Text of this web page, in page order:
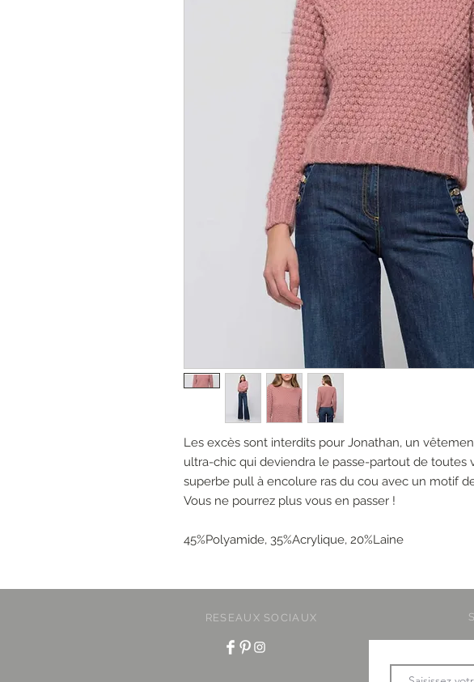
Les excès sont interdits pour Jonathan, un
ultra-chic qui deviendra le passe-partout de toutes
superbe pull à encolure ras du cou avec un motif
Vous ne pourrez plus vous en passer !
45%Polyamide, 35%Acrylique, 20%Laine
RESEAUX SOCIAUX